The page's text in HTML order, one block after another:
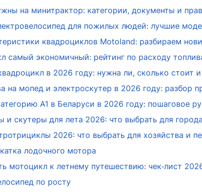
на минитрактор: категории, документы и
для пожилых людей: лучшие
квадроциклов Motoland: разбираем
самый экономичный: рейтинг по расходу
в 2026 году: нужна ли, сколько стоит
на мопед и электроскутер в 2026 году: разбор
А1 в Беларуси в 2026 году: пошаговое
и скутеры для лета 2026: что выбрать для
2026: что выбрать для хозяйства и
лодочного мотора
мотоцикл к летнему путешествию: чек‑лист
по росту